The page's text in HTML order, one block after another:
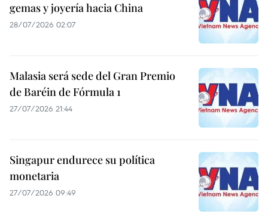
gemas y joyería hacia China
28/07/2026 02:07
Malasia será sede del Gran Premio
de Baréin de Fórmula 1
27/07/2026 21:44
Singapur endurece su política
monetaria
27/07/2026 09:49